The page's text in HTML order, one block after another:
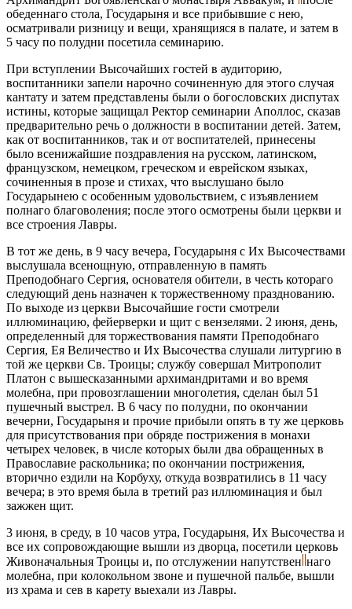
обеденнаго стола, Государыня и все прибывшие с нею,
осматривали ризницу и вещи, хранящияся в палате, и затем в
5 часу по полудни посетила семинарию.
При вступлении Высочайших гостей в аудиторию,
воспитанники запели нарочно сочиненную для этого случая
кантату и затем представлены были о богословских диспутах
истины, которые защищал Ректор семинарии Аполлос, сказав
предварительно речь о должности в воспитании детей. Затем,
как от воспитанников, так и от воспитателей, принесены
было всенижайшие поздравления на русском, латинском,
французском, немецком, греческом и еврейском языках,
сочиненныя в прозе и стихах, что выслушано было
Государынею с особенным удовольствием, с изъявлением
полнаго благоволения; после этого осмотрены были церкви и
все строения Лавры.
В тот же день, в 9 часу вечера, Государыня с Их Высочествами
выслушала всенощную, отправленную в память
Преподобнаго Сергия, основателя обители, в честь котораго
следующий день назначен к торжественному празднованию.
По выходе из церкви Высочайшие гости смотрели
иллюминацию, фейерверки и щит с вензелями. 2 июня, день,
определенный для торжествования памяти Преподобнаго
Сергия, Ея Величество и Их Высочества слушали литургию в
той же церкви Св. Троицы; службу совершал Митрополит
Платон с вышесказанными архимандритами и во время
молебна, при провозглашении многолетия, сделан был 51
пушечный выстрел. В 6 часу по полудни, по окончании
вечерни, Государыня и прочие прибыли опять в ту же церковь
для присутствования при обряде пострижения в монахи
четырех человек, в числе которых были два обращенных в
Православие раскольника; по окончании пострижения,
вторично ездили на Корбуху, откуда возвратились в 11 часу
вечера; в это время была в третий раз иллюминация и был
зажжен щит.
3 июня, в среду, в 10 часов утра, Государыня, Их Высочества и
все их сопровождающие вышли из дворца, посетили церковь
Живоначальныя Троицы и, по отслужении напутствен наго
молебна, при колокольном звоне и пушечной пальбе, вышли
из храма и сев в карету выехали из Лавры.